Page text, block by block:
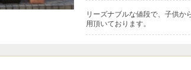
リーズナブルな値段で、子供か
用頂いております。